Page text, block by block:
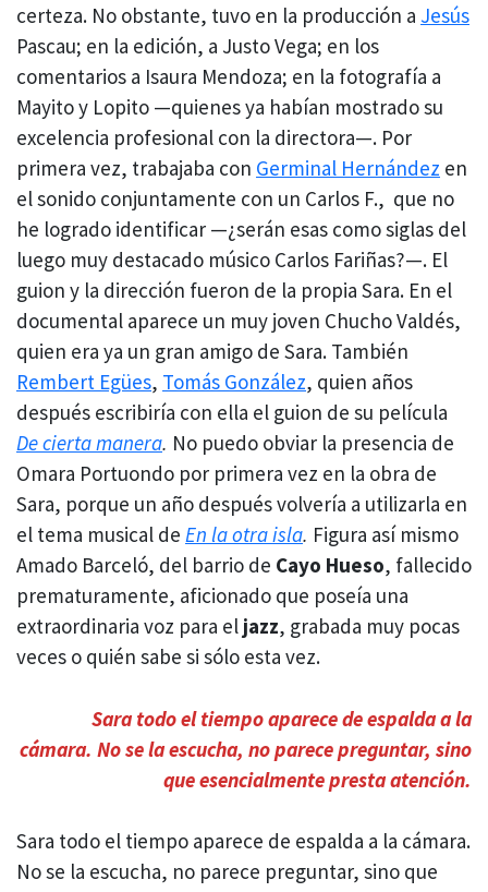
certeza. No obstante, tuvo en la producción a Jesús
Pascau; en la edición, a Justo Vega; en los
comentarios a Isaura Mendoza; en la fotografía a
Mayito y Lopito —quienes ya habían mostrado su
excelencia profesional con la directora—. Por
primera vez, trabajaba con Germinal Hernández en
el sonido conjuntamente con un Carlos F., que no
he logrado identificar —¿serán esas como siglas del
luego muy destacado músico Carlos Fariñas?—. El
guion y la dirección fueron de la propia Sara. En el
documental aparece un muy joven Chucho Valdés,
quien era ya un gran amigo de Sara. También
Rembert Egües, Tomás González, quien años
después escribiría con ella el guion de su película
De cierta manera. No puedo obviar la presencia de
Omara Portuondo por primera vez en la obra de
Sara, porque un año después volvería a utilizarla en
el tema musical de En la otra isla. Figura así mismo
Amado Barceló, del barrio de Cayo Hueso, fallecido
prematuramente, aficionado que poseía una
extraordinaria voz para el jazz, grabada muy pocas
veces o quién sabe si sólo esta vez.
Sara todo el tiempo aparece de espalda a la
cámara. No se la escucha, no parece preguntar, sino
que esencialmente presta atención.
Sara todo el tiempo aparece de espalda a la cámara.
No se la escucha, no parece preguntar, sino que